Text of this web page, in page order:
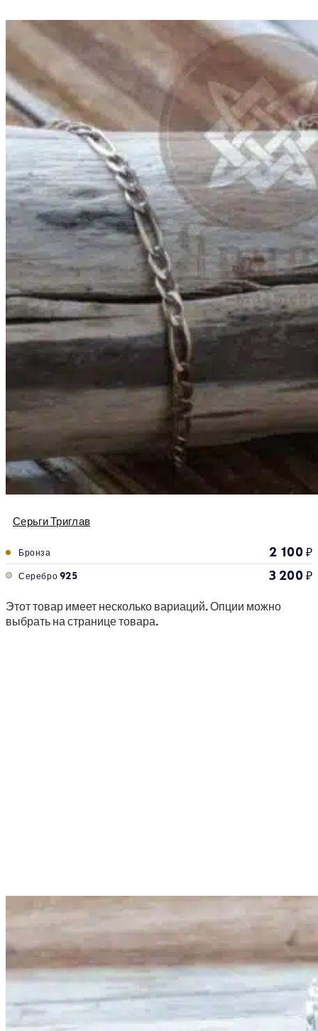
Серьги Триглав
Бронза 2 100₽
Серебро 925 3 200₽
Этот товар имеет несколько вариаций. Опции можно
выбрать на странице товара.